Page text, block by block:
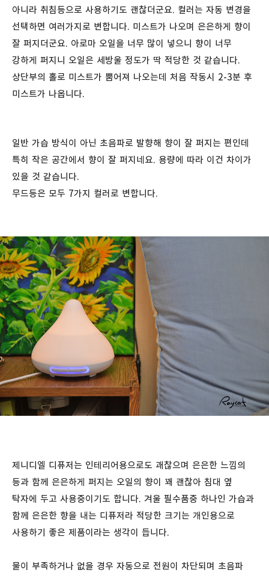
아니라 취침등으로 사용하기도 괜찮더군요. 컬러는 자동 변경을
선택하면 여러가지로 변합니다. 미스트가 나오며 은은하게 향이
잘 퍼지더군요. 아로마 오일을 너무 많이 넣으니 향이 너무
강하게 퍼지니 오일은 세방울 정도가 딱 적당한 것 같습니다.
상단부의 홀로 미스트가 뿜어져 나오는데 처음 작동시 2-3분 후
미스트가 나옵니다.
일반 가습 방식이 아닌 초음파로 발향해 향이 잘 퍼지는 편인데
특히 작은 공간에서 향이 잘 퍼지네요. 용량에 따라 이건 차이가
있을 것 같습니다.
무드등은 모두 7가지 컬러로 변합니다.
제니디엘 디퓨저는 인테리어용으로도 괘찮으며 은은한 느낌의
등과 함께 은은하게 퍼지는 오일의 향이 꽤 괜찮아 침대 옆
탁자에 두고 사용중이기도 합니다. 겨울 필수품중 하나인 가습과
함께 은은한 향을 내는 디퓨저라 적당한 크기는 개인용으로
사용하기 좋은 제품이라는 생각이 듭니다.
물이 부족하거나 없을 경우 자동으로 전원이 차단되며 초음파